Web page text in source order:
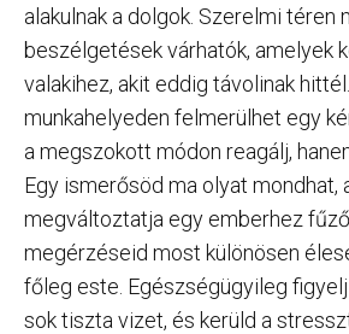
alakulnak a dolgok. Szerelmi téren
beszélgetések várhatók, amelyek
valakihez, akit eddig távolinak
munkahelyeden felmerülhet egy
a megszokott módon reagálj,
Egy ismerősöd ma olyat mondhat,
megváltoztatja egy emberhez
megérzéseid most különösen
főleg este. Egészségügyileg figyelj
sok tiszta vizet, és kerüld a